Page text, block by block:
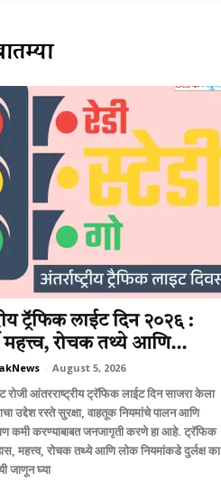
ट्रॅफिक लाईट दिन २०२६ :
महत्त्व, रोचक तथ्ये आणि...
- August 5, 2026
रोजी आंतरराष्ट्रीय ट्रॅफिक लाईट दिन साजरा केला
उद्देश रस्ते सुरक्षा, वाहतूक नियमांचे पालन आणि
कमी करण्याबाबत जनजागृती करणे हा आहे. ट्रॅफिक
महत्त्व, रोचक तथ्ये आणि लोक नियमांकडे दुर्लक्ष का
जाणून घ्या